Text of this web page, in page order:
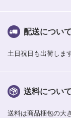
配送について
土日祝日も出荷します
送料について
送料は商品梱包の大